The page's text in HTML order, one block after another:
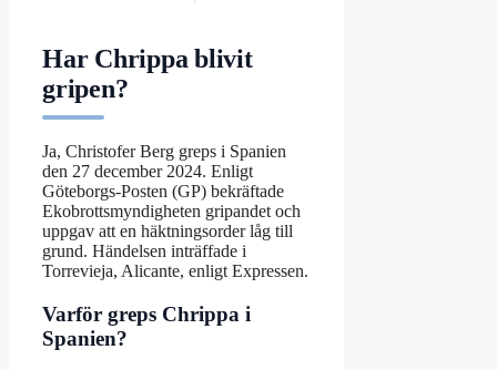
Har Chrippa blivit
gripen?
Ja, Christofer Berg greps i Spanien
den 27 december 2024. Enligt
Göteborgs-Posten (GP) bekräftade
Ekobrottsmyndigheten gripandet och
uppgav att en häktningsorder låg till
grund. Händelsen inträffade i
Torrevieja, Alicante, enligt Expressen.
Varför greps Chrippa i
Spanien?